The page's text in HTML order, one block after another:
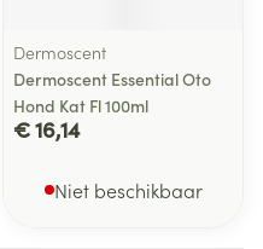
Dermoscent
Dermoscent Essential Oto
Hond Kat Fl 100ml
€ 16,14
Niet beschikbaar